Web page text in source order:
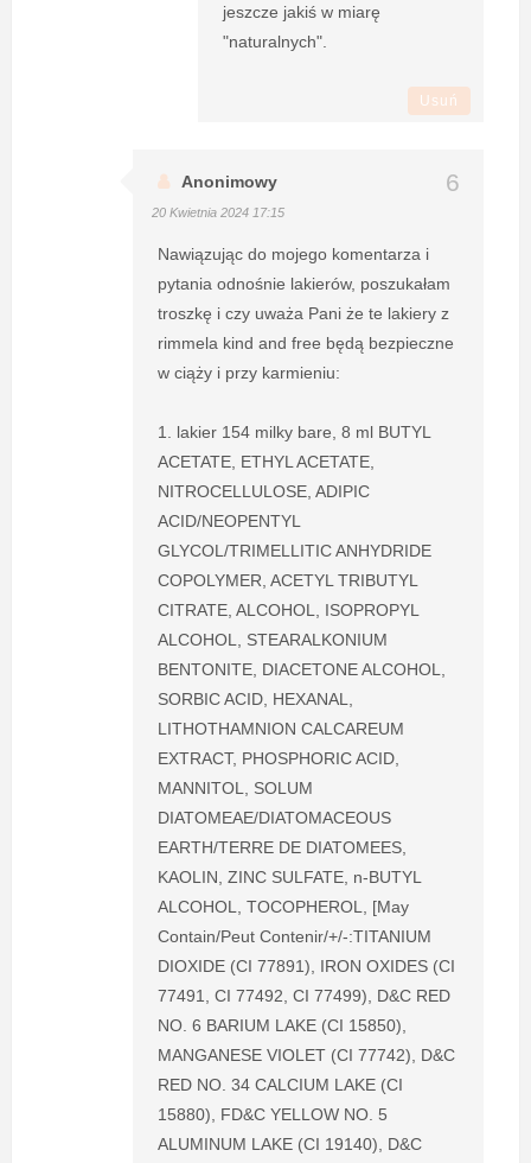
jeszcze jakiś w miarę
"naturalnych".
Usuń
Anonimowy
20 Kwietnia 2024 17:15
Nawiązując do mojego komentarza i
pytania odnośnie lakierów, poszukałam
troszkę i czy uważa Pani że te lakiery z
rimmela kind and free będą bezpieczne
w ciąży i przy karmieniu:
1. lakier 154 milky bare, 8 ml BUTYL
ACETATE, ETHYL ACETATE,
NITROCELLULOSE, ADIPIC
ACID/NEOPENTYL
GLYCOL/TRIMELLITIC ANHYDRIDE
COPOLYMER, ACETYL TRIBUTYL
CITRATE, ALCOHOL, ISOPROPYL
ALCOHOL, STEARALKONIUM
BENTONITE, DIACETONE ALCOHOL,
SORBIC ACID, HEXANAL,
LITHOTHAMNION CALCAREUM
EXTRACT, PHOSPHORIC ACID,
MANNITOL, SOLUM
DIATOMEAE/DIATOMACEOUS
EARTH/TERRE DE DIATOMEES,
KAOLIN, ZINC SULFATE, n-BUTYL
ALCOHOL, TOCOPHEROL, [May
Contain/Peut Contenir/+/-:TITANIUM
DIOXIDE (CI 77891), IRON OXIDES (CI
77491, CI 77492, CI 77499), D&C RED
NO. 6 BARIUM LAKE (CI 15850),
MANGANESE VIOLET (CI 77742), D&C
RED NO. 34 CALCIUM LAKE (CI
15880), FD&C YELLOW NO. 5
ALUMINUM LAKE (CI 19140), D&C